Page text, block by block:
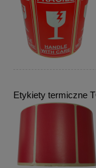
Etykiety termiczne